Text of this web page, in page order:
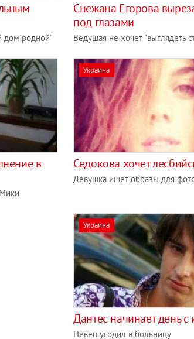
дом родной"
Снежана Егорова
под глазами
Ведущая не хочет "выглядеть
в
Украина
Седокова хочет
Девушка ищет образы для
Украина
Дантес начинает день
Певец угодил в больницу